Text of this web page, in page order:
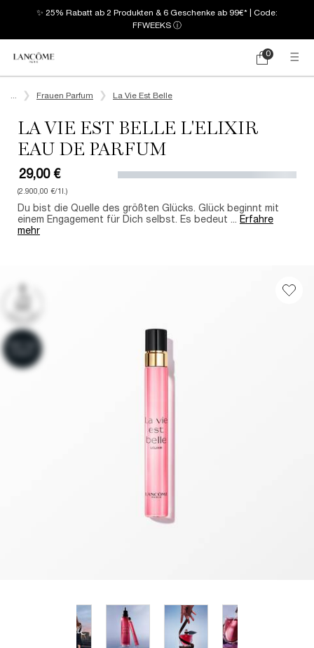
✨ 25% Rabatt ab 2 Produkten & 6 Geschenke ab 99€* | Code:
FFWEEKS ⓘ
Mein
0
0 produkt
Frauen Parfum La Vie Est Belle
LA VIE EST BELLE L'ELIXIR
EAU DE PARFUM
29,00 €
(2.900,00 €/1l.)
Du bist die Quelle des größten Glücks. Glück beginnt mit
einem Engagement für Dich selbst. Es bedeut ... Erfahre
mehr